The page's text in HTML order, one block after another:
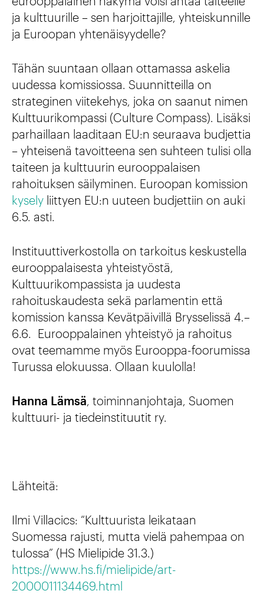
ja kulttuurille – sen harjoittajille, yhteiskunnille
ja Euroopan yhtenäisyydelle?
Tähän suuntaan ollaan ottamassa askelia
uudessa komissiossa. Suunnitteilla on
strateginen viitekehys, joka on saanut nimen
Kulttuurikompassi (Culture Compass). Lisäksi
parhaillaan laaditaan EU:n seuraava budjettia
– yhteisenä tavoitteena sen suhteen tulisi olla
taiteen ja kulttuurin eurooppalaisen
rahoituksen säilyminen. Euroopan komission
kysely liittyen EU:n uuteen budjettiin on auki
6.5. asti.
Instituuttiverkostolla on tarkoitus keskustella
eurooppalaisesta yhteistyöstä,
Kulttuurikompassista ja uudesta
rahoituskaudesta sekä parlamentin että
komission kanssa Kevätpäivillä Brysselissä 4.–
6.6. Eurooppalainen yhteistyö ja rahoitus
ovat teemamme myös Eurooppa-foorumissa
Turussa elokuussa. Ollaan kuulolla!
Hanna Lämsä , toiminnanjohtaja, Suomen
kulttuuri- ja tiedeinstituutit ry.
Lähteitä:
Ilmi Villacics: “Kulttuurista leikataan
Suomessa rajusti, mutta vielä pahempaa on
tulossa” (HS Mielipide 31.3.)
https://www.hs.fi/mielipide/art-
2000011134469.html